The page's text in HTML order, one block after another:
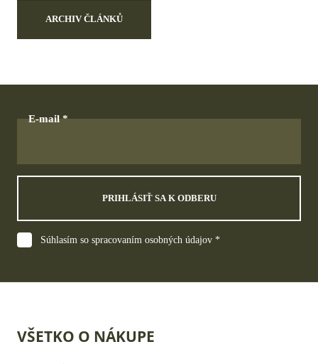
ARCHIV ČLÁNKŮ
E-mail
PRIHLÁSIŤ SA K ODBERU
Súhlasím so spracovaním osobných údajov *
VŠETKO O NÁKUPE